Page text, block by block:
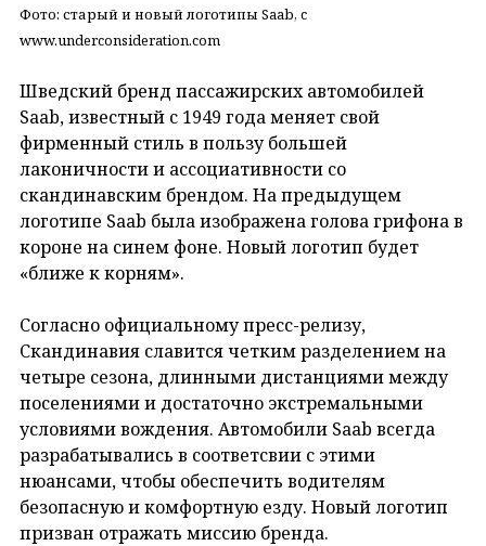
Фото: старый и новый логотипы Saab, c
www.underconsideration.com
Шведский бренд пассажирских автомобилей
Saab, известный с 1949 года меняет свой
фирменный стиль в пользу большей
лаконичности и ассоциативности со
скандинавским брендом. На предыдущем
логотипе Saab была изображена голова грифона в
короне на синем фоне. Новый логотип будет
«ближе к корням».
Согласно официальному пресс-релизу,
Скандинавия славится четким разделением на
четыре сезона, длинными дистанциями между
поселениями и достаточно экстремальными
условиями вождения. Автомобили Saab всегда
разрабатывались в соответсвии с этими
нюансами, чтобы обеспечить водителям
безопасную и комфортную езду. Новый логотип
призван отражать миссию бренда.